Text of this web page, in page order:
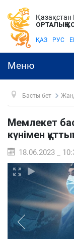
ОРТАЛЫҚ
ҚАЗ РУС
Меню
Басты бет
Мемлекет
күнімен
18.06.2023 _